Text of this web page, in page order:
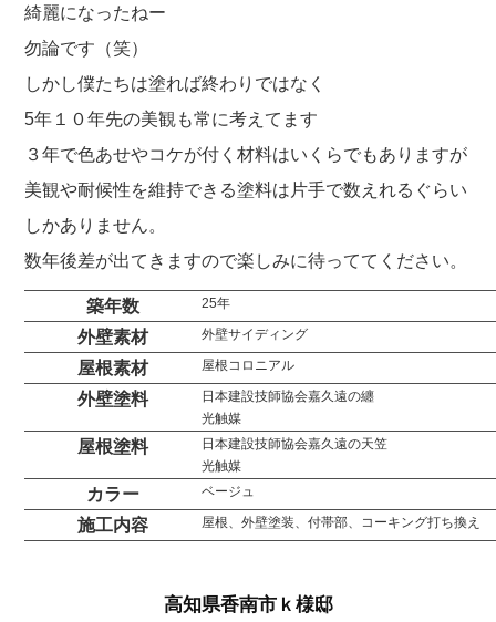
綺麗になったねー
勿論です（笑）
しかし僕たちは塗れば終わりではなく
5年１０年先の美観も常に考えてます
３年で色あせやコケが付く材料はいくらでもありますが
美観や耐候性を維持できる塗料は片手で数えれるぐらい
しかありません。
数年後差が出てきますので楽しみに待っててください。
築年数 25年
外壁素材 外壁サイディング
屋根素材 屋根コロニアル
外壁塗料
日本建設技師協会嘉久遠の纏
光触媒
屋根塗料
日本建設技師協会嘉久遠の天笠
光触媒
カラー ベージュ
施工内容 屋根、外壁塗装、付帯部、コーキング打ち換え
高知県香南市ｋ様邸